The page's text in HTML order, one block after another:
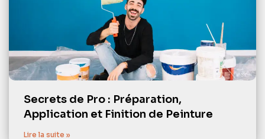
Secrets de Pro : Préparation,
Application et Finition de Peinture
Lire la suite »